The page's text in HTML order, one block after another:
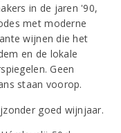
in de jaren '90,
met moderne
wijnen die het
en de lokale
Geen
staan voorop.
goed wijnjaar.